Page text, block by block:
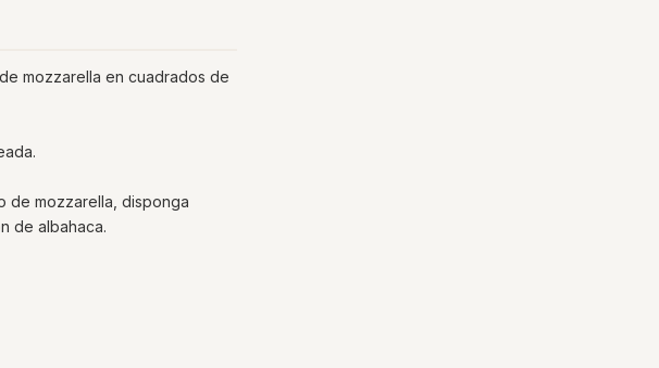
mozzarella en cuadrados de
de mozzarella, disponga
de albahaca.